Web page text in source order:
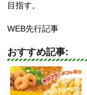
目指す。
WEB先行記事
おすすめ記事: